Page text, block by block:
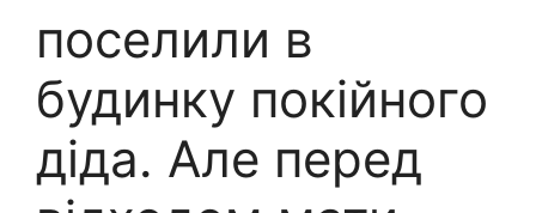
поселили в
будинку покійного
діда. Але перед